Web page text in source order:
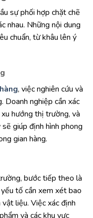
sự phối hợp chặt chẽ
nhau. Những nội dung
chuẩn, từ khâu lên ý
, việc nghiên cứu và
Doanh nghiệp cần xác
hướng thị trường, và
giúp định hình phong
gian hàng.
bước tiếp theo là
tố cần xem xét bao
liệu. Việc xác định
và các khu vực